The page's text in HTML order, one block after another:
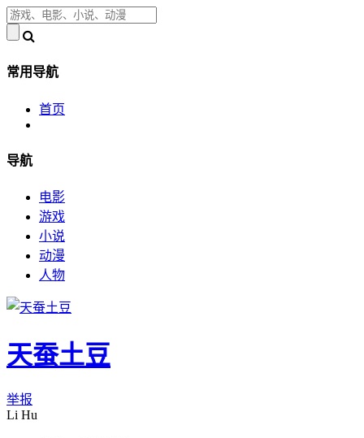
常用导航
首页
导航
电影
游戏
小说
动漫
人物
天蚕土豆
举报
Li Hu